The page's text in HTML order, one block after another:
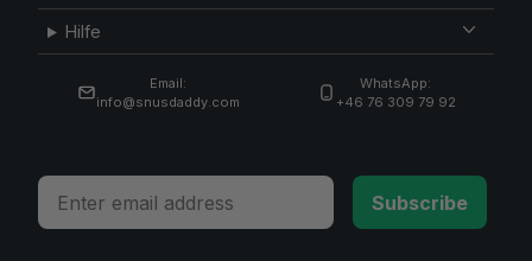
Hilfe
Email:
info@snusdaddy.com
WhatsApp:
+46 76 309 79 92
Email
Subscribe